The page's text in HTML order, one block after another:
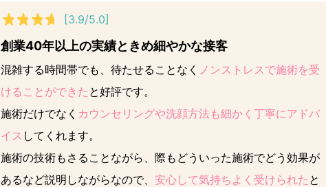
[3.9/5.0]
創業40年以上の実績ときめ細やかな接客
混雑する時間帯でも、待たせることなく ノンストレスで施術を受
けることができた と好評です。
施術だけでなく カウンセリングや洗顔方法も細かく丁寧にアドバ
イス してくれます。
施術の技術もさることながら、際もどういった施術でどう効果が
あるなど説明しながらなので、 安心して気持ちよく受けられた と